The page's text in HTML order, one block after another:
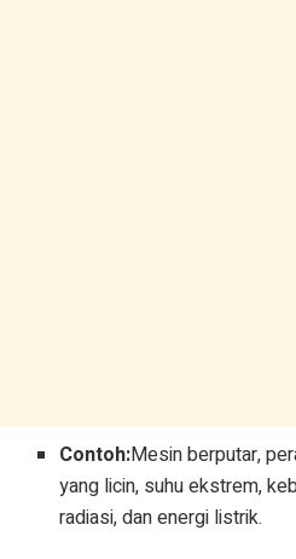
Contoh:Mesin berputar,
yang licin, suhu ekstrem,
radiasi, dan energi listrik.